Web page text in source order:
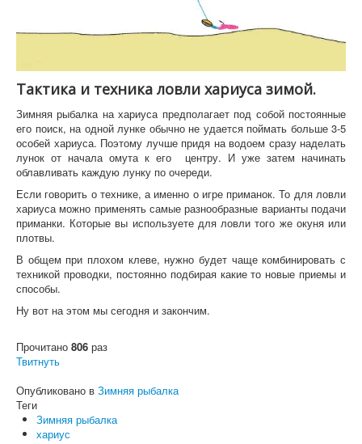
Тактика и техника ловли хариуса зимой.
Зимняя рыбалка на хариуса предполагает под собой постоянные
его поиск, на одной лунке обычно не удается поймать больше 3-5
особей хариуса. Поэтому лучше придя на водоем сразу наделать
лунок от начала омута к его центру. И уже затем начинать
облавливать каждую лунку по очереди.
Если говорить о технике, а именно о игре приманок. То для ловли
хариуса можно применять самые разнообразные варианты подачи
приманки. Которые вы используете для ловли того же окуня или
плотвы.
В общем при плохом клеве, нужно будет чаще комбинировать с
техникой проводки, постоянно подбирая какие то новые приемы и
способы.
Ну вот на этом мы сегодня и закончим.
Прочитано 806 раз
Твитнуть
Опубликовано в Зимняя рыбалка
Теги
Зимняя рыбалка
хариус